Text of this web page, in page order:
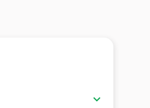
keyboard_arrow_down